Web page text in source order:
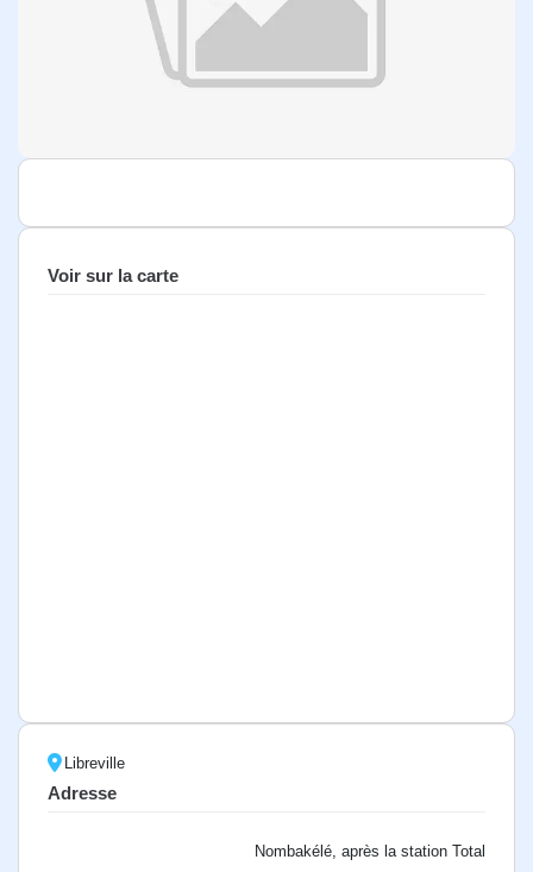
Voir sur la carte
Libreville
Adresse
Nombakélé, après la station Total